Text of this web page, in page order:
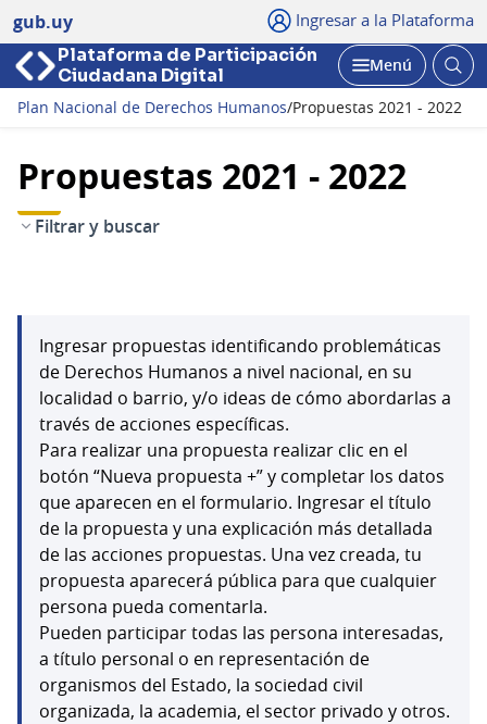
gub.uy Ingresar a la Plataforma
Plataforma de Participación
Ciudadana Digital
Abrir
Menú
Plan Nacional de Derechos Humanos/Propuestas 2021 - 2022
Propuestas 2021 - 2022
Filtrar y buscar
Ingresar propuestas identificando problemáticas
de Derechos Humanos a nivel nacional, en su
localidad o barrio, y/o ideas de cómo abordarlas a
través de acciones específicas.
Para realizar una propuesta realizar clic en el
botón “Nueva propuesta +” y completar los datos
que aparecen en el formulario. Ingresar el título
de la propuesta y una explicación más detallada
de las acciones propuestas. Una vez creada, tu
propuesta aparecerá pública para que cualquier
persona pueda comentarla.
Pueden participar todas las persona interesadas,
a título personal o en representación de
organismos del Estado, la sociedad civil
organizada, la academia, el sector privado y otros.